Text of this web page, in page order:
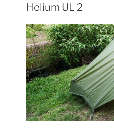
Helium UL 2